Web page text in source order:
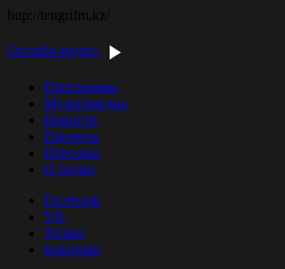
http://tengrifm.kz/
Онлайн-радио
Программы
Мультимедиа
Новости
Проекты
Персоны
О радио
Facebook
VK
Twitter
Instagram